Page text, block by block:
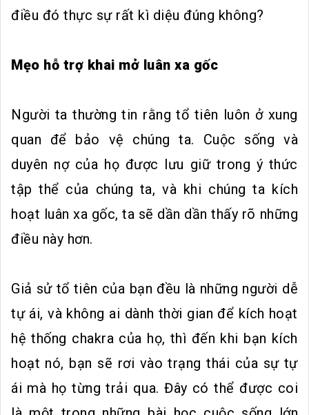
điều đó thực sự rất kì diệu đúng không?
Mẹo hỗ trợ khai mở luân xa gốc
Người ta thường tin rằng tổ tiên luôn ở xung
quan để bảo vệ chúng ta. Cuộc sống và
duyên nợ của họ được lưu giữ trong ý thức
tập thể của chúng ta, và khi chúng ta kích
hoạt luân xa gốc, ta sẽ dần dần thấy rõ những
điều này hơn.
Giả sử tổ tiên của bạn đều là những người dễ
tự ái, và không ai dành thời gian để kích hoạt
hệ thống chakra của họ, thì đến khi bạn kích
hoạt nó, bạn sẽ rơi vào trạng thái của sự tự
ái mà họ từng trải qua. Đây có thể được coi